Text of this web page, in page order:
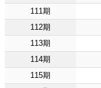
111期
112期
113期
114期
115期